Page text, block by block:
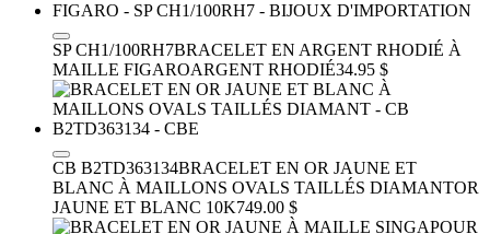
SP CH1/100RH7BRACELET EN ARGENT RHODIÉ À
MAILLE FIGAROARGENT RHODIÉ34.95 $
CB B2TD363134BRACELET EN OR JAUNE ET
BLANC À MAILLONS OVALS TAILLÉS DIAMANTOR
JAUNE ET BLANC 10K749.00 $